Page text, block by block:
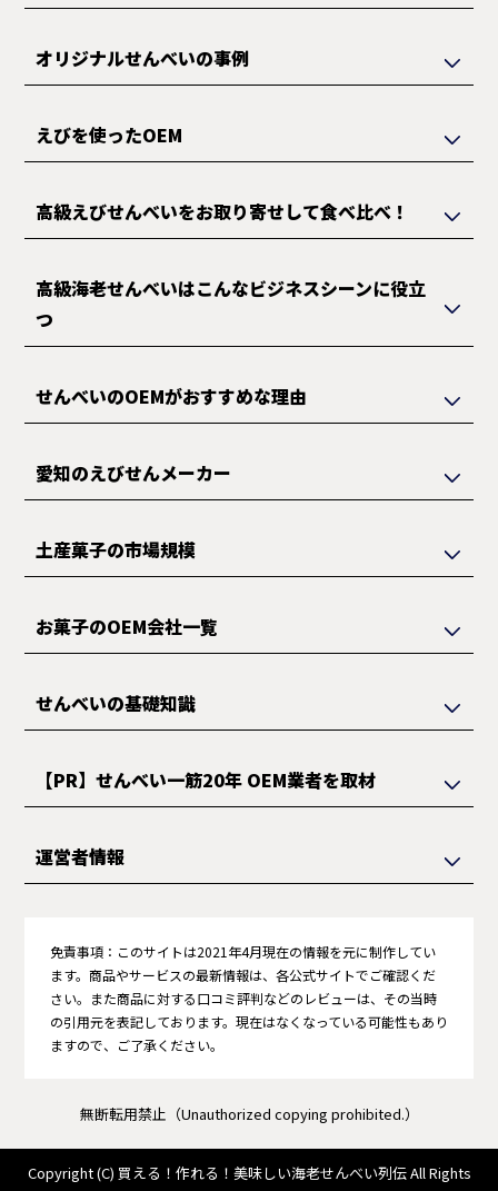
オリジナルせんべいの事例
えびを使ったOEM
高級えびせんべいをお取り寄せして食べ比べ！
高級海老せんべいはこんなビジネスシーンに役立
つ
せんべいのOEMがおすすめな理由
愛知のえびせんメーカー
土産菓子の市場規模
お菓子のOEM会社一覧
せんべいの基礎知識
【PR】せんべい一筋20年 OEM業者を取材
運営者情報
免責事項： このサイトは2021年4月現在の情報を元に制作してい
ます。商品やサービスの最新情報は、各公式サイトでご確認くだ
さい。また商品に対する口コミ評判などのレビューは、その当時
の引用元を表記しております。現在はなくなっている可能性もあり
ますので、ご了承ください。
無断転用禁止（Unauthorized copying prohibited.）
Copyright (C) 買える！作れる！美味しい海老せんべい列伝All Rights